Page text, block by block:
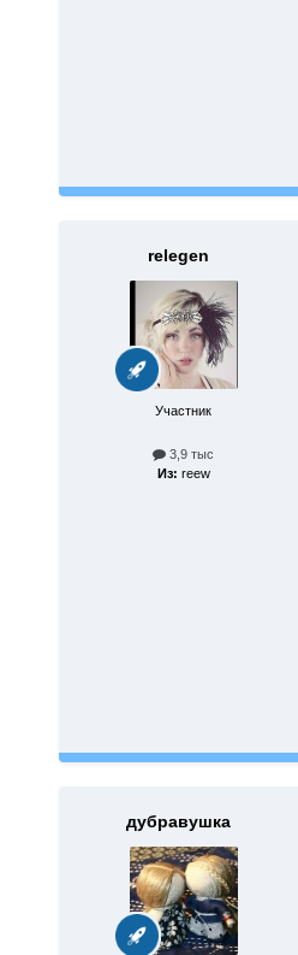
relegen
Участник
3,9 тыс
Из: reew
дубравушка